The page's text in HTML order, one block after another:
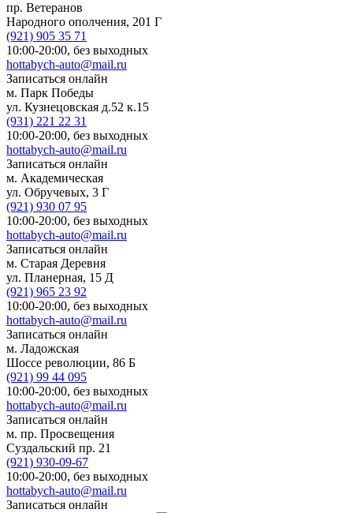
пр. Ветеранов
Народного ополчения, 201 Г
(921) 905 35 71
10:00-20:00, без выходных
hottabych-auto@mail.ru
Записаться онлайн
м. Парк Победы
ул. Кузнецовская д.52 к.15
(931) 221 22 31
10:00-20:00, без выходных
hottabych-auto@mail.ru
Записаться онлайн
м. Академическая
ул. Обручевых, 3 Г
(921) 930 07 95
10:00-20:00, без выходных
hottabych-auto@mail.ru
Записаться онлайн
м. Старая Деревня
ул. Планерная, 15 Д
(921) 965 23 92
10:00-20:00, без выходных
hottabych-auto@mail.ru
Записаться онлайн
м. Ладожская
Шоссе революции, 86 Б
(921) 99 44 095
10:00-20:00, без выходных
hottabych-auto@mail.ru
Записаться онлайн
м. пр. Просвещения
Суздальский пр. 21
(921) 930-09-67
10:00-20:00, без выходных
hottabych-auto@mail.ru
Записаться онлайн